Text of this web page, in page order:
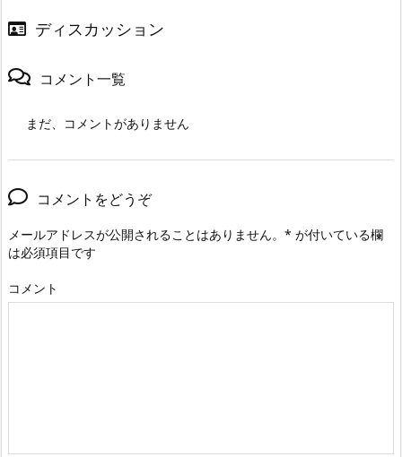
ディスカッション
コメント一覧
まだ、コメントがありません
コメントをどうぞ
メールアドレスが公開されることはありません。 * が付いている欄
は必須項目です
コメント